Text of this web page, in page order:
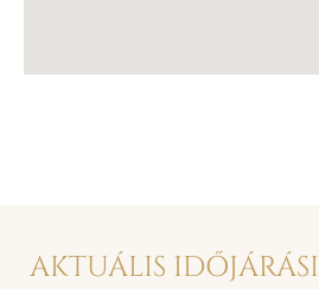
AKTUÁLIS IDŐJÁRÁSI